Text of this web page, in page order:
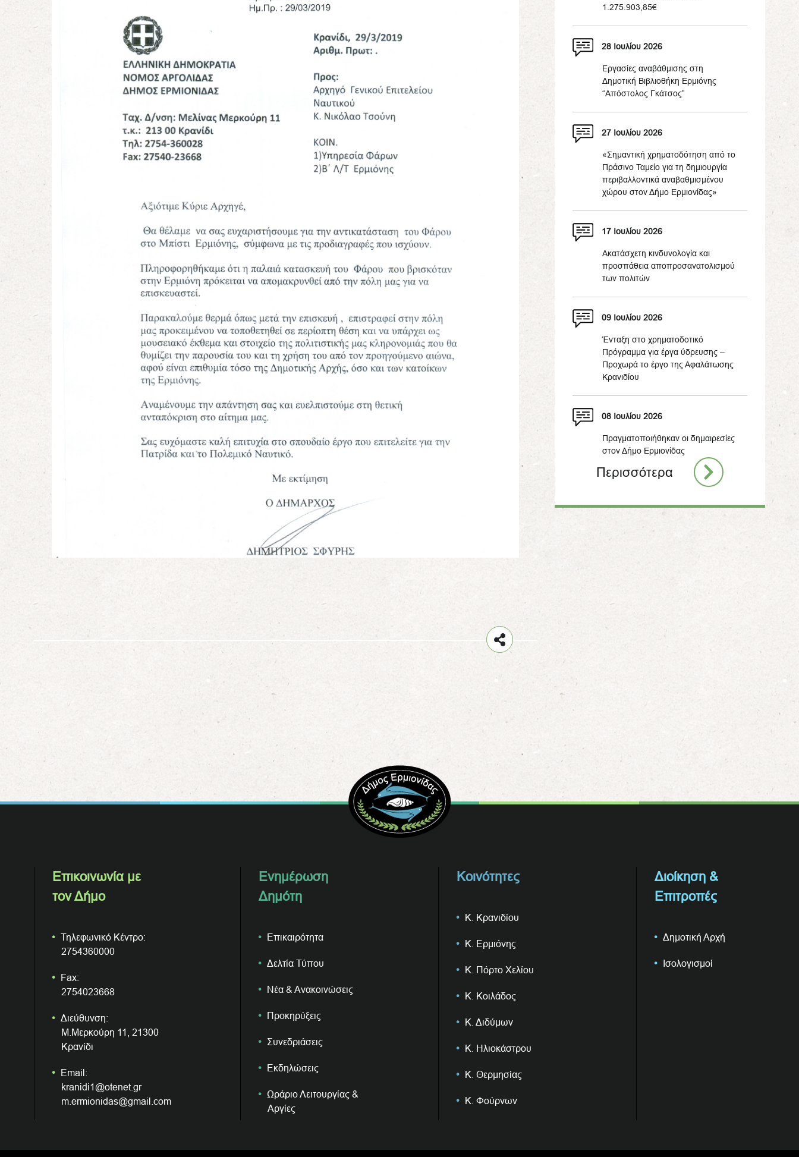
1.275.903,85€
28 Ιουλίου 2026
Εργασίες αναβάθμισης στη
Δημοτική Βιβλιοθήκη Ερμιόνης
“Απόστολος Γκάτσος”
27 Ιουλίου 2026
«Σημαντική χρηματοδότηση από το
Πράσινο Ταμείο για τη δημιουργία
περιβαλλοντικά αναβαθμισμένου
χώρου στον Δήμο Ερμιονίδας»
17 Ιουλίου 2026
Ακατάσχετη κινδυνολογία και
προσπάθεια αποπροσανατολισμού
των πολιτών
09 Ιουλίου 2026
Ένταξη στο χρηματοδοτικό
Πρόγραμμα για έργα ύδρευσης –
Προχωρά το έργο της Αφαλάτωσης
Κρανιδίου
08 Ιουλίου 2026
Πραγματοποιήθηκαν οι δημαιρεσίες
στον Δήμο Ερμιονίδας
Περισσότερα
Επικοινωνία με
τον Δήμο
Τηλεφωνικό Κέντρο:
2754360000
Fax:
2754023668
Διεύθυνση:
Μ.Μερκούρη 11, 21300
Κρανίδι
Email:
kranidi1@otenet.gr
m.ermionidas@gmail.com
Ενημέρωση
Δημότη
Επικαιρότητα
Δελτία Τύπου
Νέα & Ανακοινώσεις
Προκηρύξεις
Συνεδριάσεις
Εκδηλώσεις
Ωράριο Λειτουργίας &
Αργίες
Κοινότητες
Κ. Κρανιδίου
Κ. Ερμιόνης
Κ. Πόρτο Χελίου
Κ. Κοιλάδος
Κ. Διδύμων
Κ. Ηλιοκάστρου
Κ. Θερμησίας
Κ. Φούρνων
Διοίκηση &
Επιτροπές
Δημοτική Αρχή
Ισολογισμοί